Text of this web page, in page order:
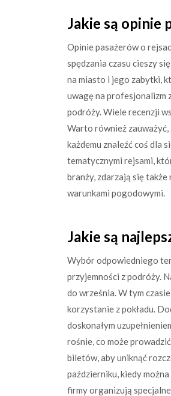
Jakie są opinie
Opinie pasażerów o
spędzania czasu cieszy
na miasto i jego zabytki,
uwagę na profesjonalizm
podróży. Wiele recenzji
Warto również
każdemu znaleźć coś dla
tematycznymi rejsami,
branży, zdarzają się
warunkami pogodowymi.
Jakie są
Wybór odpowiedniego
przyjemności z podróży.
do września. W tym
korzystanie z pokładu.
doskonałym
rośnie, co może
biletów, aby uniknąć
październiku, kiedy
firmy organizują